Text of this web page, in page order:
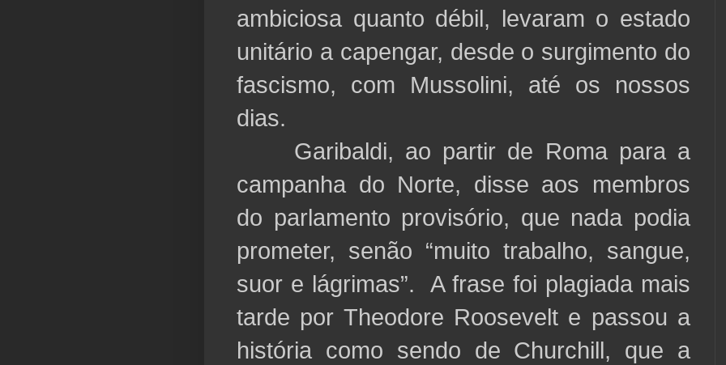
ambiciosa quanto débil, levaram o estado
unitário a capengar, desde o surgimento do
fascismo, com Mussolini, até os nossos
dias.
Garibaldi, ao partir de Roma para a
campanha do Norte, disse aos membros
do parlamento provisório, que nada podia
prometer, senão “muito trabalho, sangue,
suor e lágrimas”. A frase foi plagiada mais
tarde por Theodore Roosevelt e passou a
história como sendo de Churchill, que a